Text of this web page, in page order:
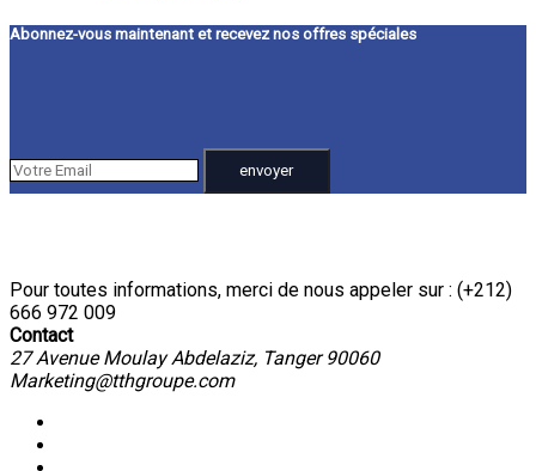
Abonnez-vous maintenant et recevez nos offres spéciales
Pour toutes informations, merci de nous appeler sur : (+212)
666 972 009
Contact
27 Avenue Moulay Abdelaziz, Tanger 90060
Marketing@tthgroupe.com